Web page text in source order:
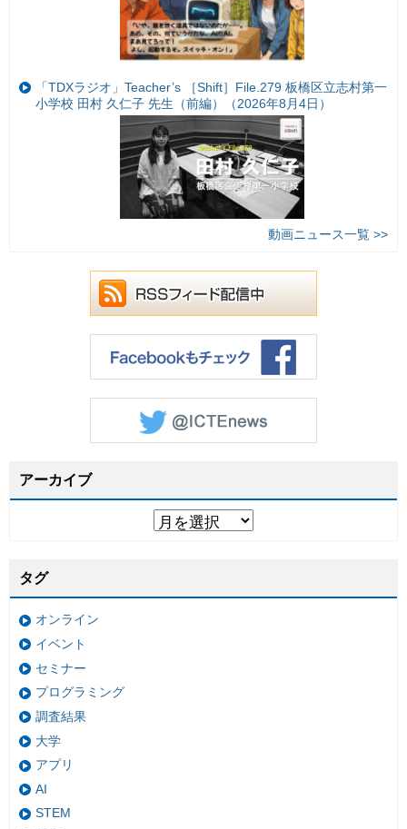
「TDXラジオ」Teacher’s ［Shift］File.279 板橋区立志村第一
小学校 田村 久仁子 先生（前編）（2026年8月4日）
動画ニュース一覧 >>
アーカイブ
タグ
オンライン
イベント
セミナー
プログラミング
調査結果
大学
アプリ
AI
STEM